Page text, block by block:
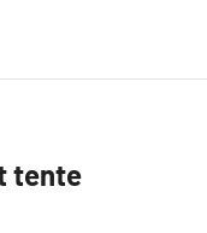
tente